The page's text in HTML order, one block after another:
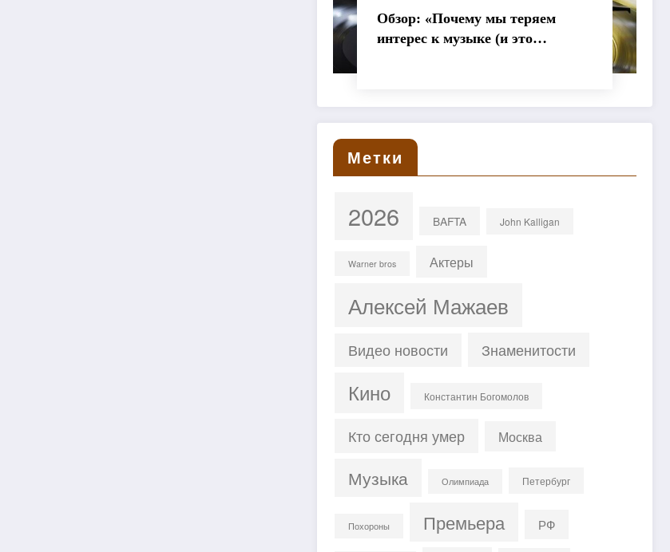
Обзор: «Почему мы теряем
интерес к музыке (и это
Метки
2026 BAFTA John Kalligan
Warner bros Актеры
Алексей Мажаев
Видео новости Знаменитости
Кино Константин Богомолов
Кто сегодня умер Москва
Музыка Олимпиада Петербург
Похороны Премьера РФ